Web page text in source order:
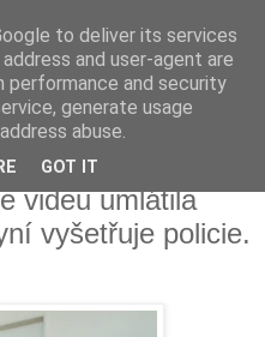
videu umlátila
vyšetřuje policie.
to deliver its services
and user-agent are
performance and security
generate usage
abuse.
GOT IT